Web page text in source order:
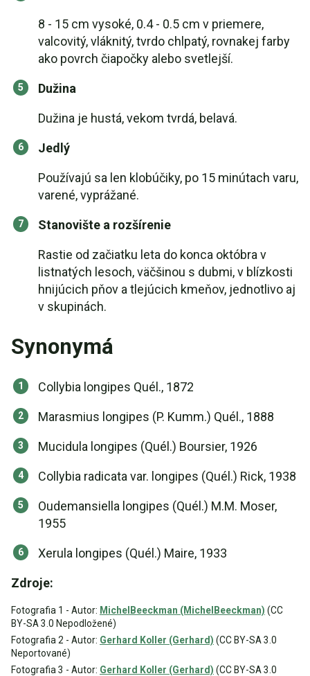
8 - 15 cm vysoké, 0.4 - 0.5 cm v priemere,
valcovitý, vláknitý, tvrdo chlpatý, rovnakej farby
ako povrch čiapočky alebo svetlejší.
Dužina
Dužina je hustá, vekom tvrdá, belavá.
Jedlý
Používajú sa len klobúčiky, po 15 minútach varu,
varené, vyprážané.
Stanovište a rozšírenie
Rastie od začiatku leta do konca októbra v
listnatých lesoch, väčšinou s dubmi, v blízkosti
hnijúcich pňov a tlejúcich kmeňov, jednotlivo aj
v skupinách.
Synonymá
Collybia longipes Quél., 1872
Marasmius longipes (P. Kumm.) Quél., 1888
Mucidula longipes (Quél.) Boursier, 1926
Collybia radicata var. longipes (Quél.) Rick, 1938
Oudemansiella longipes (Quél.) M.M. Moser,
1955
Xerula longipes (Quél.) Maire, 1933
Zdroje:
Fotografia 1 - Autor: MichelBeeckman (MichelBeeckman) (CC
BY-SA 3.0 Nepodložené)
Fotografia 2 - Autor: Gerhard Koller (Gerhard) (CC BY-SA 3.0
Neportované)
Fotografia 3 - Autor: Gerhard Koller (Gerhard) (CC BY-SA 3.0